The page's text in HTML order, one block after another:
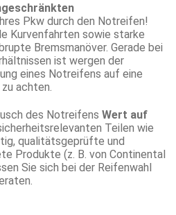
Pkw durch den Notreifen!
Kurvenfahrten sowie starke
Bremsmanöver. Gerade bei
ist wergen der
eines Notreifens auf eine
achten.
des Notreifens Wert auf
Teilen wie
qualitätsgeprüfte und
Produkte (z. B. von Continental
Sie sich bei der Reifenwahl